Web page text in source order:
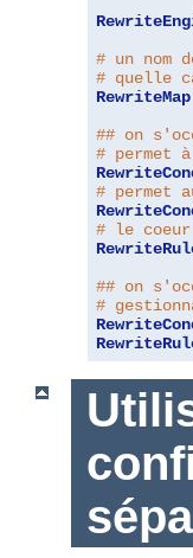
# un nom
# quelle
RewriteMap
## on
# permet
# permet
# le
## on
#